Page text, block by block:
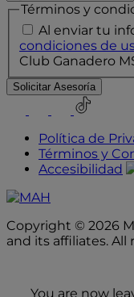
Términos y
Al enviar tu
condiciones de
Club Ganadero
Instagram
Facebook
TikTok
Política de
Términos y
Accesibilidad
Copyright © 2026
and its affiliates. All
You are now